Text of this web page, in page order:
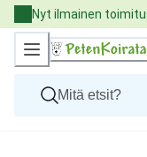
Skip
to
Content
Nyt ilmainen